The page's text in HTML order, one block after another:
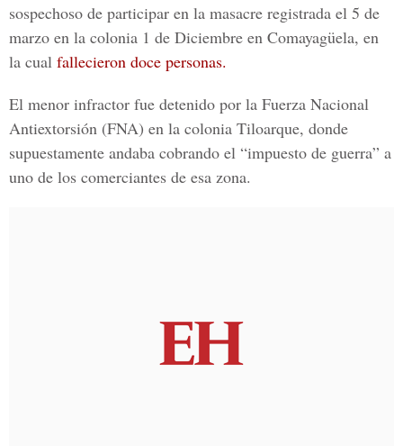
sospechoso de participar en la masacre registrada el 5 de
marzo en la colonia 1 de Diciembre en Comayagüela, en
la cual fallecieron doce personas.
El menor infractor fue detenido por la Fuerza Nacional
Antiextorsión (FNA) en la colonia Tiloarque, donde
supuestamente andaba cobrando el “impuesto de guerra” a
uno de los comerciantes de esa zona.